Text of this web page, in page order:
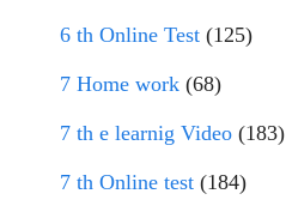
6 th Online Test (125)
7 Home work (68)
7 th e learnig Video (183)
7 th Online test (184)